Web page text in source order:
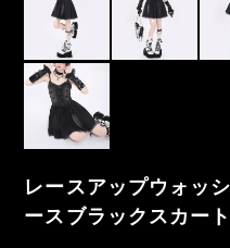
レースアップウォッ
ースブラックスカー